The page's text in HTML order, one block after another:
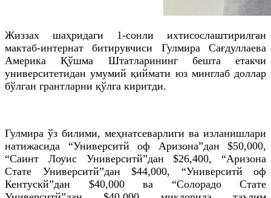
Жиззах шаҳридаги 1-сонли ихтисослаштирилган
мактаб-интернат битирувчиси Гулмира Сағдуллаева
Америка Қўшма Штатларининг бешта етакчи
университетидан умумий қиймати юз минглаб доллар
бўлган грантларни қўлга киритди.
Гулмира ўз билими, меҳнатсеварлиги ва изланишлари
натижасида “Университй оф Аризона”дан $50,000,
“Саинт Лоуис Университй”дан $26,400, “Аризона
Стате Университй”дан $44,000, “Университй оф
Кентускй”дан $40,000 ва “Солорадо Стате